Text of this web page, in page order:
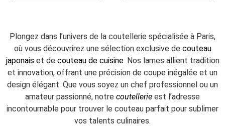
Plongez dans l’univers de la coutellerie spécialisée à Paris,
où vous découvrirez une sélection exclusive de couteau
japonais et de couteau de cuisine. Nos lames allient tradition
et innovation, offrant une précision de coupe inégalée et un
design élégant. Que vous soyez un chef professionnel ou un
amateur passionné, notre coutellerie est l’adresse
incontournable pour trouver le couteau parfait pour sublimer
vos talents culinaires.